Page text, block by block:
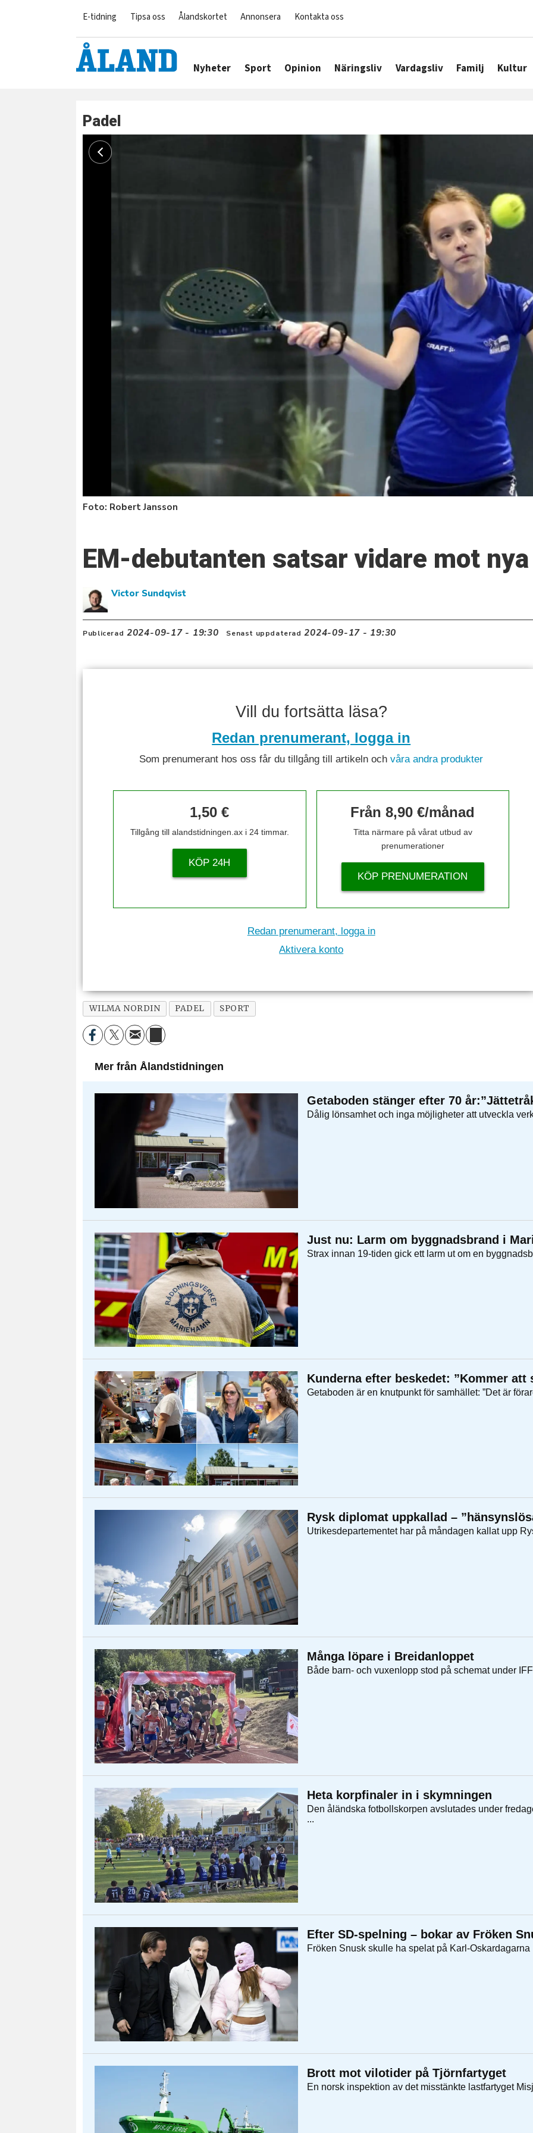
E-tidning Tipsa oss Ålandskortet Annonsera Kontakta oss
Nyheter Sport Opinion Näringsliv Vardagsliv Familj Kultur
Padel
Foto: Robert Jansson
EM-debutanten satsar vidare mot
Victor Sundqvist
Publicerad 2024-09-17 - 19:30 Senast uppdaterad 2024-09-17 - 19:30
Vill du fortsätta läsa?
Redan prenumerant, logga in
Som prenumerant hos oss får du tillgång till artikeln ochvåra andra produkter
1,50 €
Tillgång till alandstidningen.ax i 24 timmar.
KÖP 24H
Från 8,90 €/månad
Titta närmare på vårat utbud av
prenumerationer
KÖP PRENUMERATION
Redan prenumerant, logga in
Aktivera konto
WILMA NORDIN PADEL SPORT